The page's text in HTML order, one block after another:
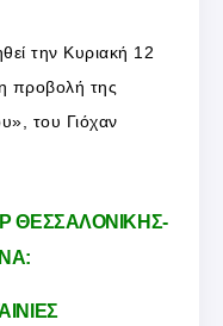
την Κυριακή 12
προβολή της
του Γιόχαν
ΘΕΣΣΑΛΟΝΙΚΗΣ-